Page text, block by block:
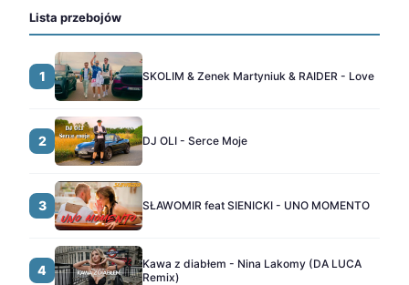
Lista przebojów
1 SKOLIM & Zenek Martyniuk & RAIDER - Love
2 DJ OLI - Serce Moje
3 SŁAWOMIR feat SIENICKI - UNO MOMENTO
4
Kawa z diabłem - Nina Lakomy (DA LUCA
Remix)